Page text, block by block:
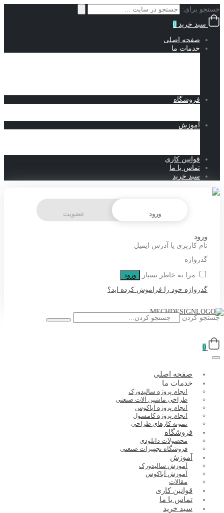
جستجو برای:
سبد خرید 0
صفحه اصلی
خدمات ما
فروشگاه
آموزش
قوانین کاری
تماس با ما
سبد خرید
ورود عضویت
ورود
نام کاربری یا آدرس ایمیل
گذرواژه
مرا به خاطر بسپار
ورود
گذرواژه خود را فراموش کرده اید؟
جستجو کردن
0
صفحه اصلی
خدمات ما
انجام پروژه سالیدورک
طراحی ماشین آلات صنعتی
انجام پروژه آباکوس
انجام پروژه کامسول
نمونه کارهای طراحی
فروشگاه
محصولات دانلودی
فروشگاه تجهیزات صنعتی
آموزش
آموزش سالیدورک
آموزش آباکوس
مقالات
قوانین کاری
تماس با ما
سبد خرید